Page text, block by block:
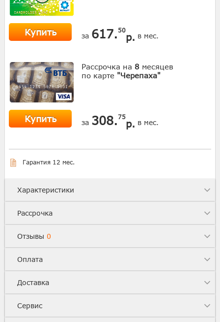
Купить за 617. 50
р. в мес.
Рассрочка на 8 месяцев
по карте "Черепаха"
Купить за 308. 75
р. в мес.
Гарантия 12 мес.
Характеристики
Рассрочка
Отзывы 0
Оплата
Доставка
Сервис